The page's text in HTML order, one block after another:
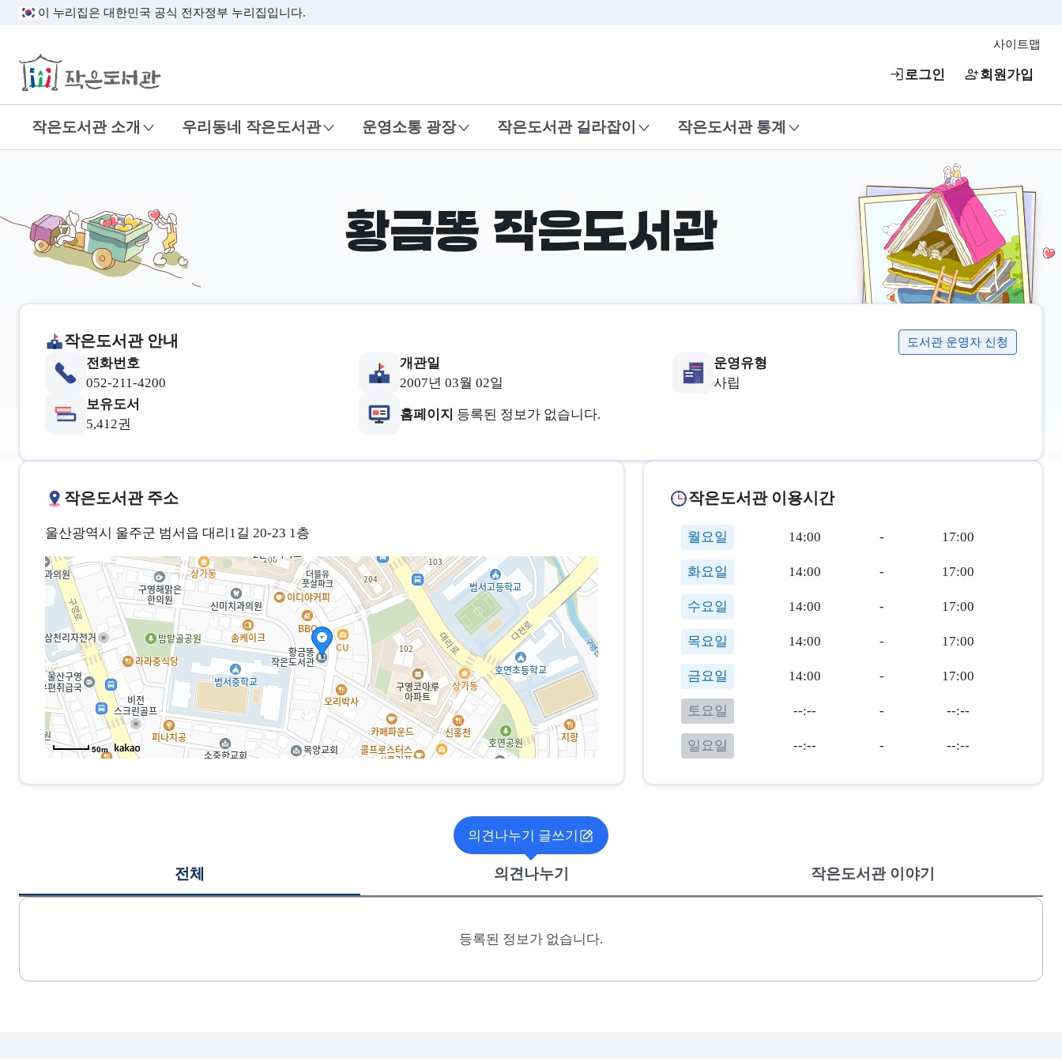
이 누리집은 대한민국 공식 전자정부 누리집입니다.
사이트맵
작은도서관 로그인 회원가입
작은도서관 소개 우리동네 작은도서관 운영소통 광장 작은도서관 길라잡이 작은도서관 통계
황금똥 작은도서관
작은도서관 안내 도서관 운영자 신청
전화번호
052-211-4200
개관일
2007년 03월 02일
운영유형
사립
보유도서
5,412권
홈페이지 등록된 정보가 없습니다.
작은도서관 주소
울산광역시 울주군 범서읍 대리1길 20-23 1층
50m
작은도서관 이용시간
월요일 14:00 - 17:00
화요일 14:00 - 17:00
수요일 14:00 - 17:00
목요일 14:00 - 17:00
금요일 14:00 - 17:00
토요일 --:-- - --:--
일요일 --:-- - --:--
의견나누기 글쓰기
전체 의견나누기 작은도서관 이야기
게시글 목록
등록된 정보가 없습니다.